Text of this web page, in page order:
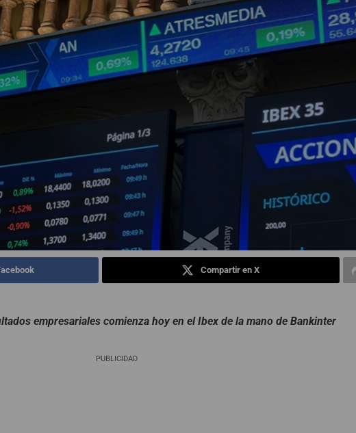
Compartir en X
empresariales comienza hoy en el Ibex de la mano de Bankinter
PUBLICIDAD